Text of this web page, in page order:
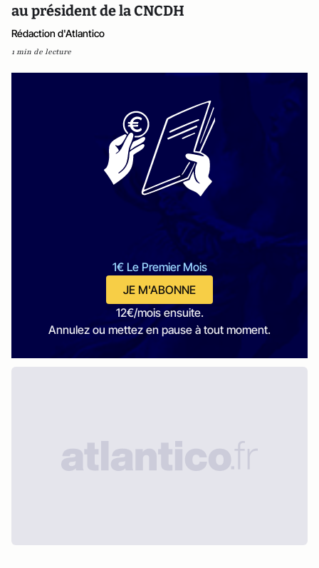
au président de la CNCDH
Rédaction d'Atlantico
1 min de lecture
1€ Le Premier Mois
JE M'ABONNE
12€/mois ensuite.
Annulez ou mettez en pause à tout moment.